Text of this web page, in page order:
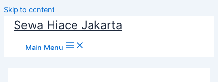
Skip to content
Sewa Hiace Jakarta
Main Menu